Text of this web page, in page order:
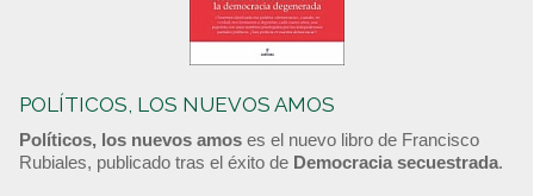
POLÍTICOS, LOS NUEVOS AMOS
Políticos, los nuevos amos es el nuevo libro de Francisco
Rubiales, publicado tras el éxito de Democracia secuestrada.